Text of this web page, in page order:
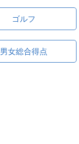
ゴルフ
男女総合得点